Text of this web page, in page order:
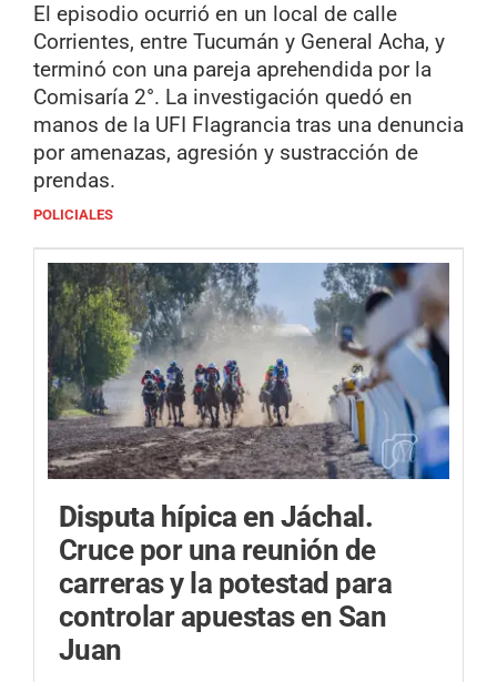
El episodio ocurrió en un local de calle
Corrientes, entre Tucumán y General Acha, y
terminó con una pareja aprehendida por la
Comisaría 2°. La investigación quedó en
manos de la UFI Flagrancia tras una denuncia
por amenazas, agresión y sustracción de
prendas.
POLICIALES
Disputa hípica en Jáchal.
Cruce por una reunión de
carreras y la potestad para
controlar apuestas en San
Juan